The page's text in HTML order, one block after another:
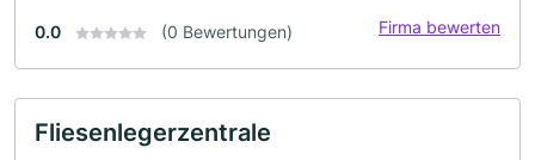
0.0 (0 Bewertungen) Firma bewerten
Fliesenlegerzentrale